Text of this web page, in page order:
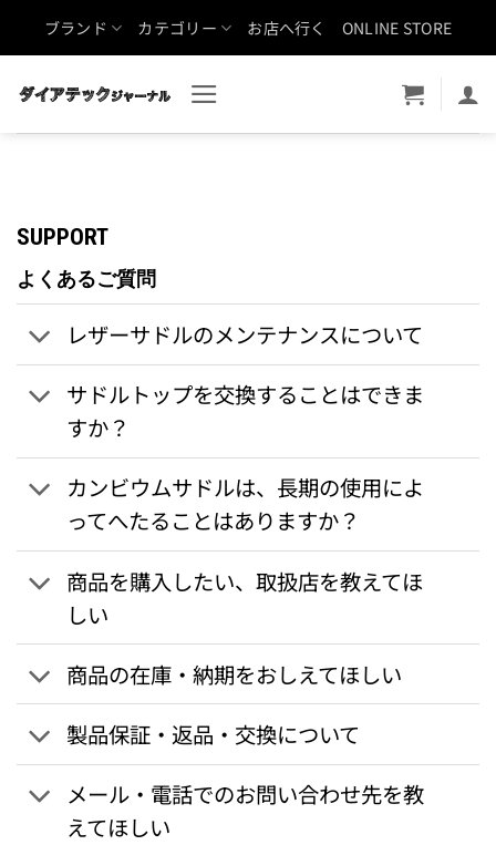
ブランド カテゴリー お店へ行く ONLINE STORE
SUPPORT
よくあるご質問
レザーサドルのメンテナンスについて
サドルトップを交換することはできま
すか？
カンビウムサドルは、長期の使用によ
ってへたることはありますか？
商品を購入したい、取扱店を教えてほ
しい
商品の在庫・納期をおしえてほしい
製品保証・返品・交換について
メール・電話でのお問い合わせ先を教
えてほしい